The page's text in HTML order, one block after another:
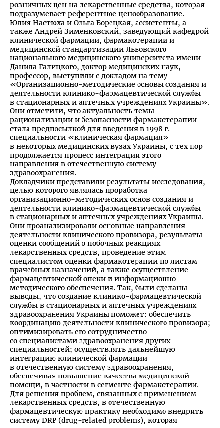
розничных цен на лекарственные средства, которая
подразумевает референтное ценообразование.
Юлия Настюха и Ольга Борецкая, ассистенты, а
также Андрей Зименковский, заведующий кафедрой
клинической фармации, фармакотерапии и
медицинской стандартизации Львовского
национального медицинского университета имени
Данила Галицкого, доктор медицинских наук,
профессор, выступили с докладом на тему
«Организационно-методические основы создания и
деятельности клинико-фармацевтической службы
в стационарных и аптечных учреждениях Украины».
Они отметили, что актуальность темы
рационализации и безопасности фармакотерапии
стала предпосылкой для введения в 1998 г.
специальности «клиническая фармация»
в некоторых медицинских вузах Украины, с тех пор
продолжается процесс интеграции этого
направления в отечественную систему
здравоохранения.
Докладчики представили результаты исследования,
целью которого являлась проработка
организационно-методических основ создания и
деятельности клинико-фармацевтической службы
в стационарных и аптечных учреждениях Украины.
Они проанализировали основные направления
деятельности клинического провизора, результаты
оценки сообщений о побочных реакциях
лекарственных средств, проведение этим
специалистом оценки фармакотерапии по листам
врачебных назначений, а также осуществление
фармацевтической опеки и информационно-
методического обеспечения. Так, были сделаны
выводы, что создание клинико-фармацевтической
службы в стационарных и аптечных учреждениях
здравоохранения Украины поможет: обеспечить
координацию деятельности клинического провизора;
оптимизировать его сотрудничество
со специалистами здравоохранения других
специальностей; осуществлять дальнейшую
интеграцию клинической фармации
в отечественную систему здравоохранения,
обеспечивая повышение качества медицинской
помощи, в частности в сегменте фармакотерапии.
Для решения проблем, связанных с применением
лекарственных средств, в отечественную
фармацевтическую практику необходимо внедрить
систему DRP (drug-related problems), которая